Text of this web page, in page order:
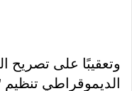
وتعقيبًا على تصريح
الديموقراطي تنظيم